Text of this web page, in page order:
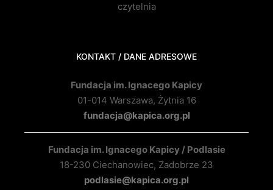
czytelnia
KONTAKT / DANE ADRESOWE
Fundacja im. Ignacego Kapicy
01-014 Warszawa, Żytnia 16
fundacja@kapica.org.pl
Fundacja im. Ignacego Kapicy / Podlasie
18-230 Ciechanowiec, Zadobrze 23
podlasie@kapica.org.pl